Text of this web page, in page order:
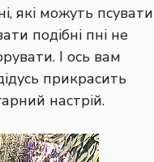
які можуть псувати
подібні пні не
І ось вам
прикрасить
настрій.